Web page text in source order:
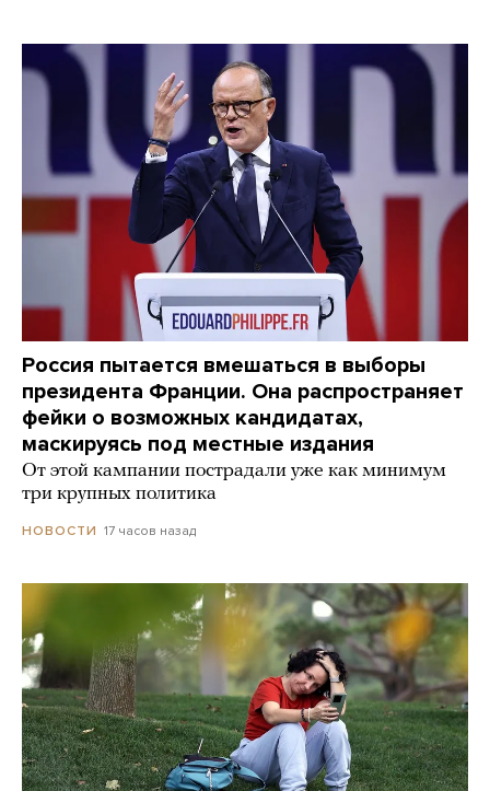
Россия пытается вмешаться в выборы
президента Франции. Она распространяет
фейки о возможных кандидатах,
маскируясь под местные издания
От этой кампании пострадали уже как минимум
три крупных политика
НОВОСТИ 17 часов назад